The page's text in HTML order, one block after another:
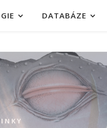
DATABÁZE